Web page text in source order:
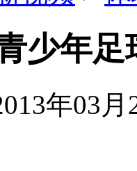
少年
年03月